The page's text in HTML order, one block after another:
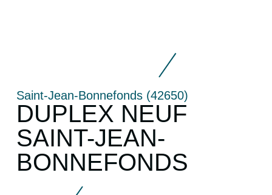
Saint-Jean-Bonnefonds (42650)
DUPLEX NEUF
SAINT-JEAN-
BONNEFONDS